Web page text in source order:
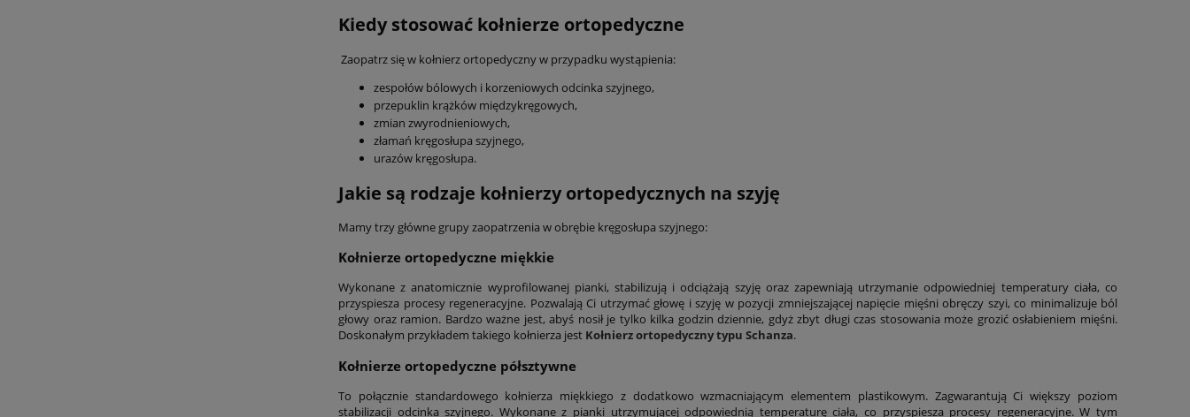
Kiedy stosować kołnierze ortopedyczne
Zaopatrz się w kołnierz ortopedyczny w przypadku wystąpienia:
zespołów bólowych i korzeniowych odcinka szyjnego,
przepuklin krążków międzykręgowych,
zmian zwyrodnieniowych,
złamań kręgosłupa szyjnego,
urazów kręgosłupa.
Jakie są rodzaje kołnierzy ortopedycznych na szyję
Mamy trzy główne grupy zaopatrzenia w obrębie kręgosłupa szyjnego:
Kołnierze ortopedyczne miękkie
Wykonane z anatomicznie wyprofilowanej pianki, stabilizują i odciążają szyję oraz zapewniają utrzymanie odpowiedniej temperatury ciała, co
przyspiesza procesy regeneracyjne. Pozwalają Ci utrzymać głowę i szyję w pozycji zmniejszającej napięcie mięśni obręczy szyi, co minimalizuje ból
głowy oraz ramion. Bardzo ważne jest, abyś nosił je tylko kilka godzin dziennie, gdyż zbyt długi czas stosowania może grozić osłabieniem mięśni.
Doskonałym przykładem takiego kołnierza jest Kołnierz ortopedyczny typu Schanza.
Kołnierze ortopedyczne półsztywne
To połącznie standardowego kołnierza miękkiego z dodatkowo wzmacniającym elementem plastikowym. Zagwarantują Ci większy poziom
stabilizacji odcinka szyjnego. Wykonane z pianki utrzymującej odpowiednią temperaturę ciała, co przyspiesza procesy regeneracyjne. W tym